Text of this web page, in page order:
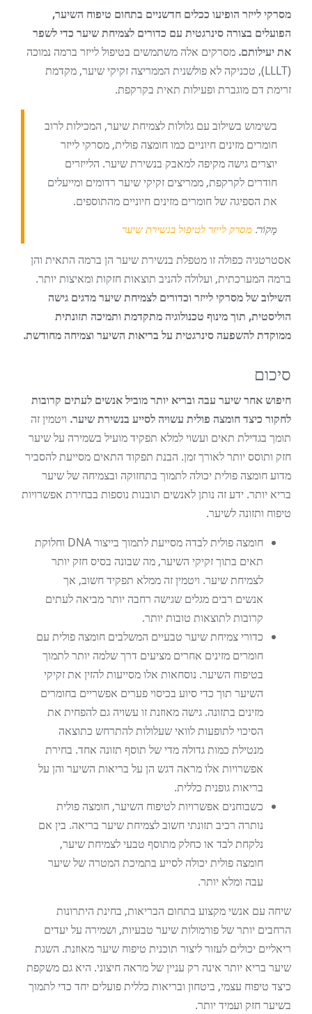
מסרקי לייזר הופיעו ככלים חדשניים בתחום טיפוח השיער,
הפועלים בצורה סינרגטית עם כדורים לצמיחת שיער כדי לשפר
את יעילותם. מסרקים אלה משתמשים בטיפול לייזר ברמה נמוכה
(LLLT), טכניקה לא פולשנית הממריצה זקיקי שיער, מקדמת
זרימת דם מוגברת ופעילות תאית בקרקפת.
בשימוש בשילוב עם גלולות לצמיחת שיער, המכילות לרוב
חומרים מזינים חיוניים כמו חומצה פולית, מסרקי לייזר
יוצרים גישה מקיפה למאבק בנשירת שיער. הלייזרים
חודרים לקרקפת, ממריצים זקיקי שיער רדומים ומייעלים
את הספיגה של חומרים מזינים חיוניים מהתוספים.
מָקוֹר: מסרק לייזר לטיפול בנשירת שיער
אסטרטגיה כפולה זו מטפלת בנשירת שיער הן ברמה התאית והן
ברמה המערכתית, ועלולה להניב תוצאות חזקות ומאיצות יותר.
השילוב של מסרקי לייזר וכדורים לצמיחת שיער מדגים גישה
הוליסטית, תוך מינוף טכנולוגיה מתקדמת ותמיכה תזונתית
ממוקדת להשפעה סינרגטית על בריאות השיער וצמיחה מחודשת.
סיכום
חיפוש אחר שיער עבה ובריא יותר מוביל אנשים לעתים קרובות
לחקור כיצד חומצה פולית עשויה לסייע בנשירת שיער. ויטמין זה
תומך בגדילת תאים ועשוי למלא תפקיד מועיל בשמירה על שיער
חזק ותוסס יותר לאורך זמן. הבנת תפקוד התאים מסייעת להסביר
מדוע חומצה פולית יכולה לתמוך בתחזוקה ובצמיחה של שיער
בריא יותר. ידע זה נותן לאנשים תובנות נוספות בבחירת אפשרויות
טיפוח ותזונה לשיער.
חומצה פולית לבדה מסייעת לתמוך בייצור DNA וחלוקת
תאים בתוך זקיקי השיער, מה שבונה בסיס חזק יותר
לצמיחת שיער. ויטמין זה ממלא תפקיד חשוב, אך
אנשים רבים מגלים שגישה רחבה יותר מביאה לעתים
קרובות לתוצאות טובות יותר.
כדורי צמיחת שיער טבעיים המשלבים חומצה פולית עם
חומרים מזינים אחרים מציעים דרך שלמה יותר לתמוך
בטיפוח השיער. נוסחאות אלו מסייעות להזין את זקיקי
השיער תוך כדי סיוע בכיסוי פערים אפשריים בחומרים
מזינים בתזונה. גישה מאוזנת זו עשויה גם להפחית את
הסיכוי לתופעות לוואי שעלולות להתרחש כתוצאה
מנטילת כמות גדולה מדי של תוסף תזונה אחד. בחירת
אפשרויות אלו מראה דגש הן על בריאות השיער והן על
בריאות גופנית כללית.
כשבוחנים אפשרויות לטיפוח השיער, חומצה פולית
נותרה רכיב תזונתי חשוב לצמיחת שיער בריאה. בין אם
נלקחת לבד או כחלק מתוסף טבעי לצמיחת שיער,
חומצה פולית יכולה לסייע בתמיכת המטרה של שיער
עבה ומלא יותר.
שיחה עם אנשי מקצוע בתחום הבריאות, בחינת היתרונות
הרחבים יותר של פורמולות שיער טבעיות, ושמירה על יעדים
ריאליים יכולים לעזור ליצור תוכנית טיפוח שיער מאוזנת. השגת
שיער בריא יותר אינה רק עניין של מראה חיצוני. היא גם משקפת
כיצד טיפוח עצמי, ביטחון ובריאות כללית פועלים יחד כדי לתמוך
בשיער חזק ועמיד יותר.